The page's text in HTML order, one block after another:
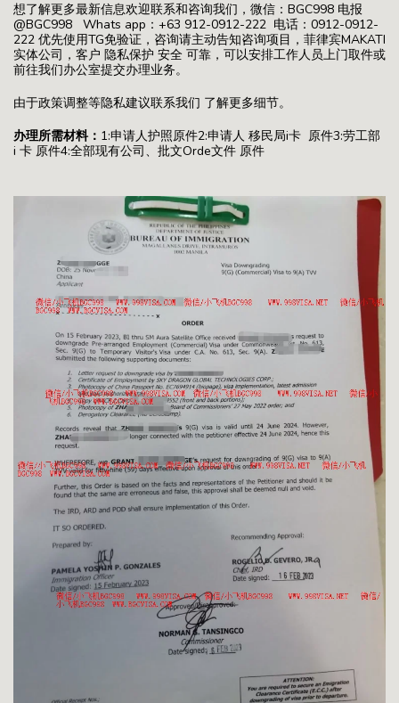
想了解更多最新信息欢迎联系和咨询我们，微信：BGC998 电报
@BGC998 Whats app：+63 912-0912-222 电话：0912-0912-
222 优先使用TG免验证，咨询请主动告知咨询项目，菲律宾MAKATI
实体公司，客户 隐私保护 安全 可靠，可以安排工作人员上门取件或
前往我们办公室提交办理业务。
由于政策调整等隐私建议联系我们 了解更多细节。
办理所需材料： 1:申请人护照原件2:申请人 移民局i卡 原件3:劳工部
i 卡 原件4:全部现有公司、批文Orde文件 原件